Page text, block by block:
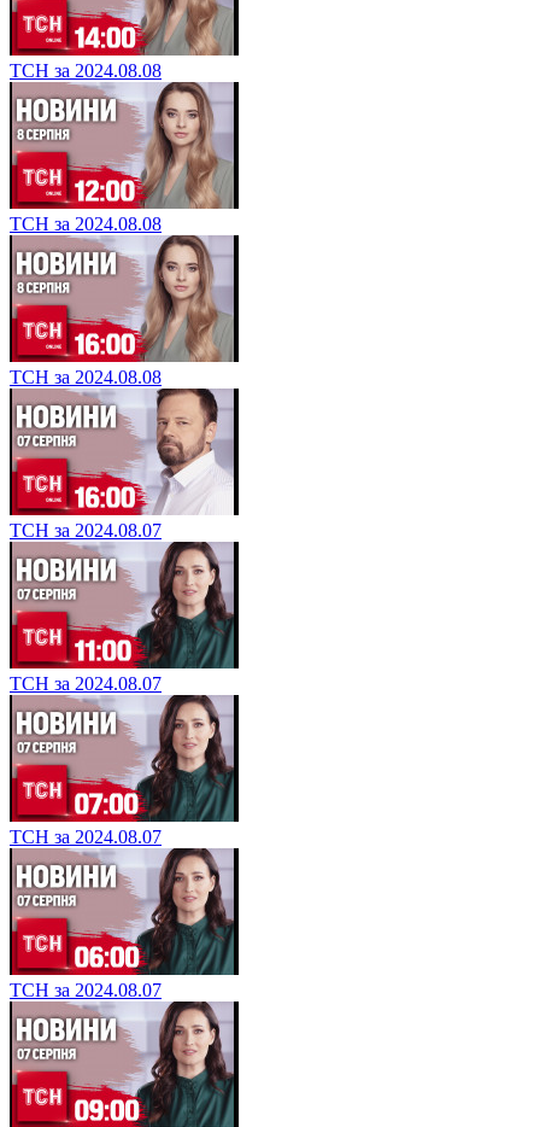
ТСН за 2024.08.08
ТСН за 2024.08.08
ТСН за 2024.08.08
ТСН за 2024.08.07
ТСН за 2024.08.07
ТСН за 2024.08.07
ТСН за 2024.08.07